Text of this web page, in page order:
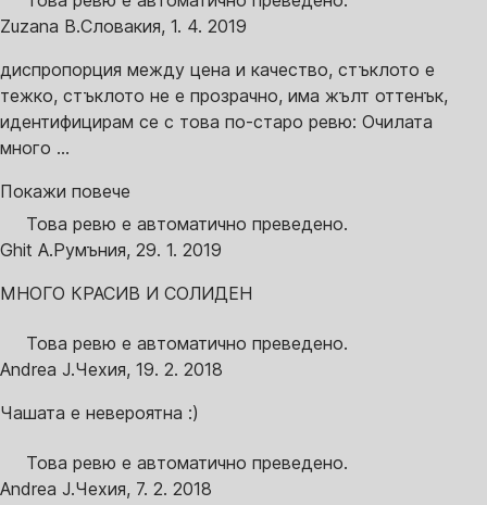
Zuzana B.Словакия, 1. 4. 2019
диспропорция между цена и качество, стъклото е
тежко, стъклото не е прозрачно, има жълт оттенък,
идентифицирам се с това по-старо ревю: Очилата
много ...
Покажи повече
Това ревю е автоматично преведено.
Ghit A.Румъния, 29. 1. 2019
МНОГО КРАСИВ И СОЛИДЕН
Това ревю е автоматично преведено.
Andrea J.Чехия, 19. 2. 2018
Чашата е невероятна :)
Това ревю е автоматично преведено.
Andrea J.Чехия, 7. 2. 2018